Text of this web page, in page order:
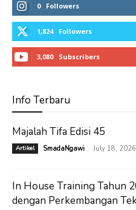
0 Followers
1,824 Followers
3,080 Subscribers
Info Terbaru
Majalah Tifa Edisi 45
Artikel SmadaNgawi - July 18, 2026
In House Training Tahun
dengan Perkembangan